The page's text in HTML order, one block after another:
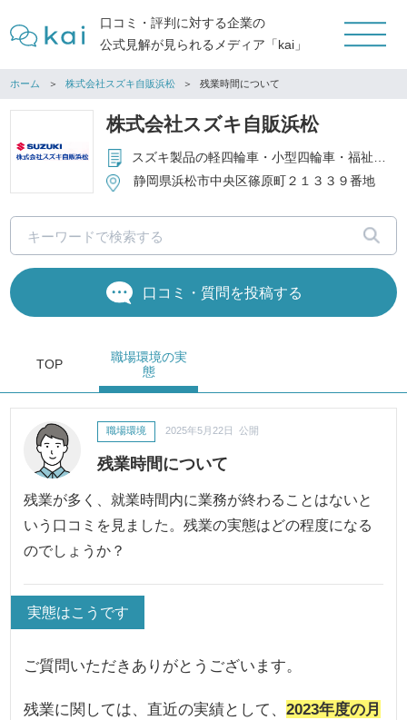
口コミ・評判に対する企業の
公式見解が見られるメディア「kai」
ホーム 株式会社スズキ自販浜松 残業時間について
株式会社スズキ自販浜松
スズキ製品の軽四輪車・小型四輪車・福祉車両の販売、自動車整備（点検・車検・修理）、部品・用品の販売、自動車損害保険代理業務
静岡県浜松市中央区篠原町２１３３９番地
口コミ・質問を投稿する
TOP
職場環境の実
態
残業時間について
職場環境 2025年5月22日 公開
残業が多く、就業時間内に業務が終わることはないと
いう口コミを見ました。残業の実態はどの程度になる
のでしょうか？
実態はこうです
ご質問いただきありがとうございます。
残業に関しては、直近の実績として、2023年度の月